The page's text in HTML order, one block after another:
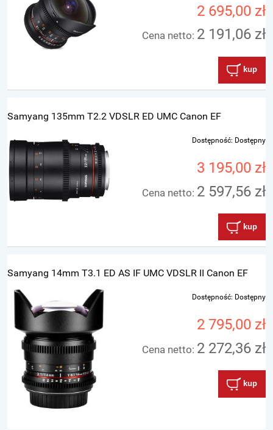
2 695,00 zł
Cena netto: 2 191,06 zł
kup
Samyang 135mm T2.2 VDSLR ED UMC Canon EF
Dostępność: Dostępny
3 195,00 zł
Cena netto: 2 597,56 zł
kup
Samyang 14mm T3.1 ED AS IF UMC VDSLR II Canon EF
Dostępność: Dostępny
2 795,00 zł
Cena netto: 2 272,36 zł
kup